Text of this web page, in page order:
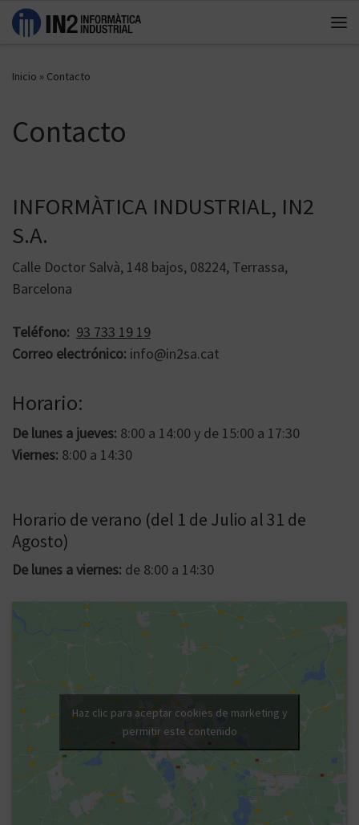
Saltar al contenido
Inicio » Contacto
Contacto
INFORMÀTICA INDUSTRIAL, IN2
S.A.
Calle Doctor Salvà, 148 bajos, 08224, Terrassa,
Barcelona
Teléfono: 93 733 19 19
Correo electrónico: info@in2sa.cat
Horario:
De lunes a jueves: 8:00 a 14:00 y de 15:00 a 17:30
Viernes: 8:00 a 14:30
Horario de verano (del 1 de Julio al 31 de
Agosto)
De lunes a viernes: de 8:00 a 14:30
Haz clic para aceptar cookies de marketing y
permitir este contenido